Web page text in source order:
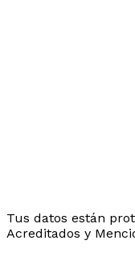
Tus datos están
Acreditados y